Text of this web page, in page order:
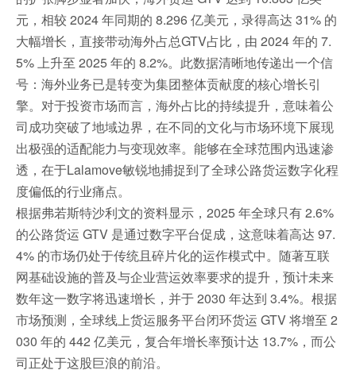
元，相较 2024 年同期的 8.296 亿美元，录得高达 31% 的
大幅增长，直接带动海外占总GTV占比，由 2024 年的 7.
5% 上升至 2025 年的 8.2%。此数据清晰地传递出一个信
号：海外业务已是转变为集团整体贡献度的核心增长引
擎。对于投资市场而言，海外占比的持续提升，意味着公
司成功突破了地域边界，在不同的文化与市场环境下展现
出极强的适配能力与变现效率。能够在全球范围内迅速渗
透，在于Lalamove敏锐地捕捉到了全球公路货运数字化程
度偏低的行业痛点。
根据弗若斯特沙利文的资料显示，2025 年全球只有 2.6%
的公路货运 GTV 是通过数字平台促成，这意味着高达 97.
4% 的市场仍处于传统且碎片化的运作模式中。随著互联
网基础设施的普及与企业营运效率要求的提升，预计未来
数年这一数字将迅速增长，并于 2030 年达到 3.4%。根据
市场预测，全球线上货运服务平台闭环货运 GTV 将增至 2
030 年的 442 亿美元，复合年增长率预计达 13.7%，而公
司正处于这股巨浪的前沿。